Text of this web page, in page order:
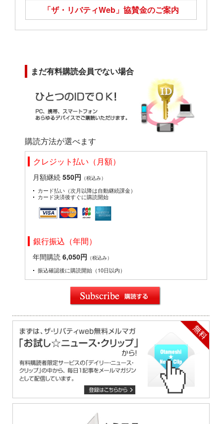
「ザ・リバティWeb」 協賛金のご案内
まだ有料購読会員でない場合
購読方法が選べます
クレジット払い（月額）
月額継続 550円 （税込み）
カード払い（次月以降は自動継続課金）
カード決済後すぐに購読開始
銀行振込（年間）
年間購読 6,050円 （税込み）
振込確認後に購読開始（10日以内）